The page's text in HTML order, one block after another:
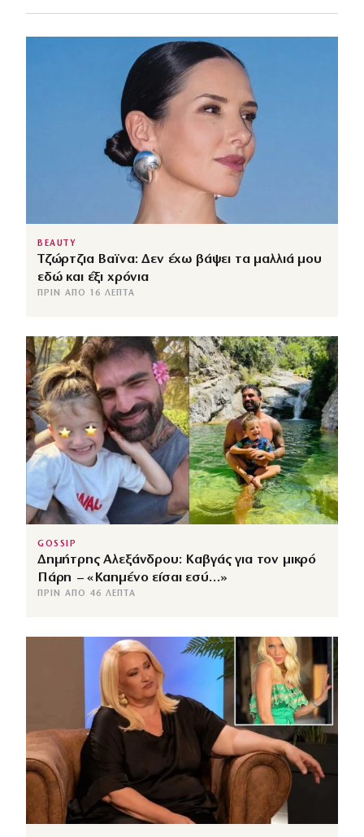
BEAUTY
Τζώρτζια Βαϊνα: Δεν έχω βάψει τα μαλλιά μου
εδώ και έξι χρόνια
ΠΡΙΝ ΑΠΌ 16 ΛΕΠΤΆ
GOSSIP
Δημήτρης Αλεξάνδρου: Καβγάς για τον μικρό
Πάρη – «Καημένο είσαι εσύ…»
ΠΡΙΝ ΑΠΌ 46 ΛΕΠΤΆ